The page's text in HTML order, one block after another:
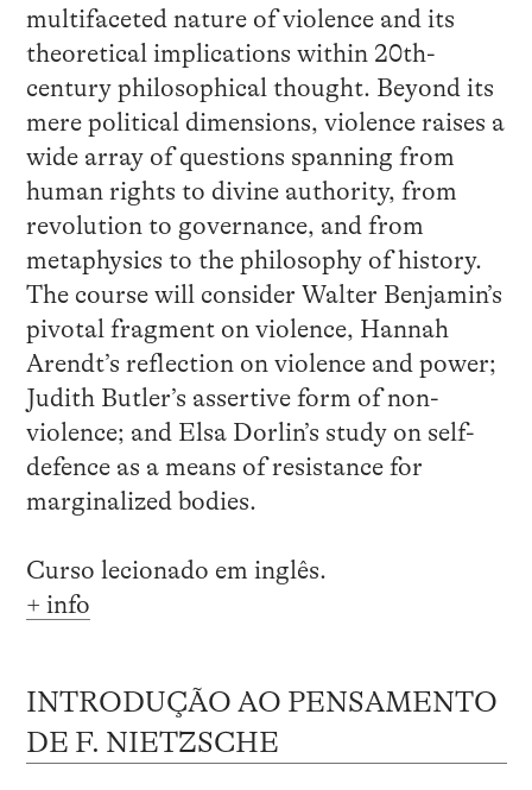
multifaceted nature of violence and its
theoretical implications within 20th-
century philosophical thought. Beyond its
mere political dimensions, violence raises a
wide array of questions spanning from
human rights to divine authority, from
revolution to governance, and from
metaphysics to the philosophy of history.
The course will consider Walter Benjamin’s
pivotal fragment on violence, Hannah
Arendt’s reflection on violence and power;
Judith Butler’s assertive form of non-
violence; and Elsa Dorlin’s study on self-
defence as a means of resistance for
marginalized bodies.
Curso lecionado em inglês.
+ info
INTRODUÇÃO AO PENSAMENTO
DE F. NIETZSCHE